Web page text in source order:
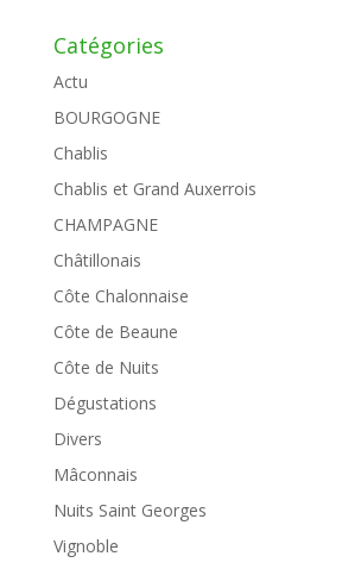
Catégories
Actu
BOURGOGNE
Chablis
Chablis et Grand Auxerrois
CHAMPAGNE
Châtillonais
Côte Chalonnaise
Côte de Beaune
Côte de Nuits
Dégustations
Divers
Mâconnais
Nuits Saint Georges
Vignoble